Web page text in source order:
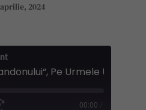
aprilie, 2024
00:00